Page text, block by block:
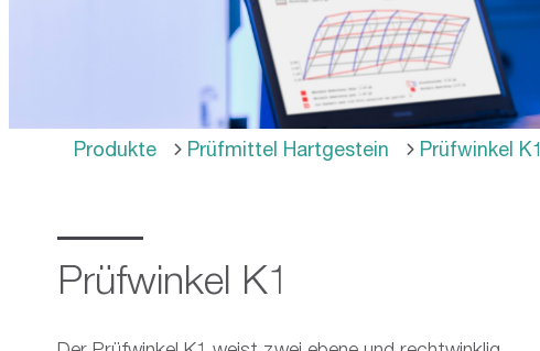
Produkte Prüfmittel Hartgestein Prüfwinkel K1
Prüfwinkel K1